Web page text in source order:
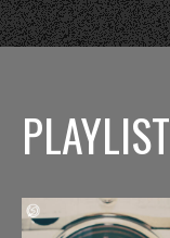
PLAYLIST